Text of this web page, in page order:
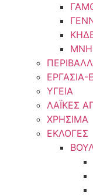
ΕΡΓΑΣΙΑ-
ΥΓΕΙΑ
ΛΑΪΚΕΣ
ΧΡΗΣΙΜΑ
ΕΚΛΟΓΕΣ